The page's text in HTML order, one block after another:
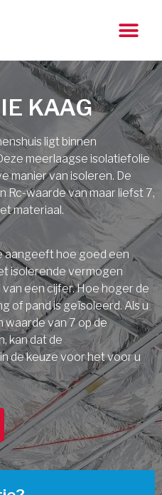
KAAG
ligt binnen
meerlaagse isolatiefolie
manier van isoleren. De
waarde van maar liefst 7,
materiaal.
aangeeft hoe goed een
isolerende vermogen
een cijfer. Hoe hoger de
of pand is geïsoleerd. Als u
van 7 op de
kan dat de
de keuze voor het voor u